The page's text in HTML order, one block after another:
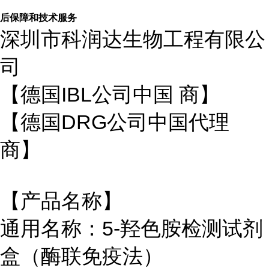
后保障和技术服务
深圳市科润达生物工程有限公
司
【德国IBL公司中国 商】
【德国DRG公司中国代理
商】
【产品名称】
通用名称：5-羟色胺检测试剂
盒（酶联免疫法）